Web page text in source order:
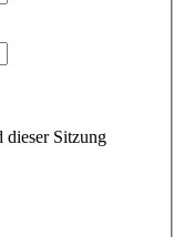
dieser Sitzung